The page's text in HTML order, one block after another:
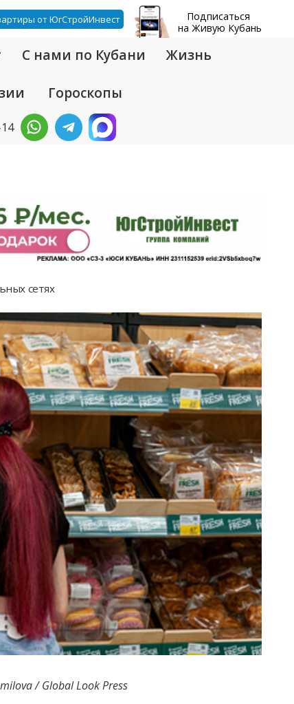
от ЮгСтройИнвест
Подписаться
на Живую Кубань
С нами по Кубани Жизнь
Гороскопы
сетях
/ Global Look Press